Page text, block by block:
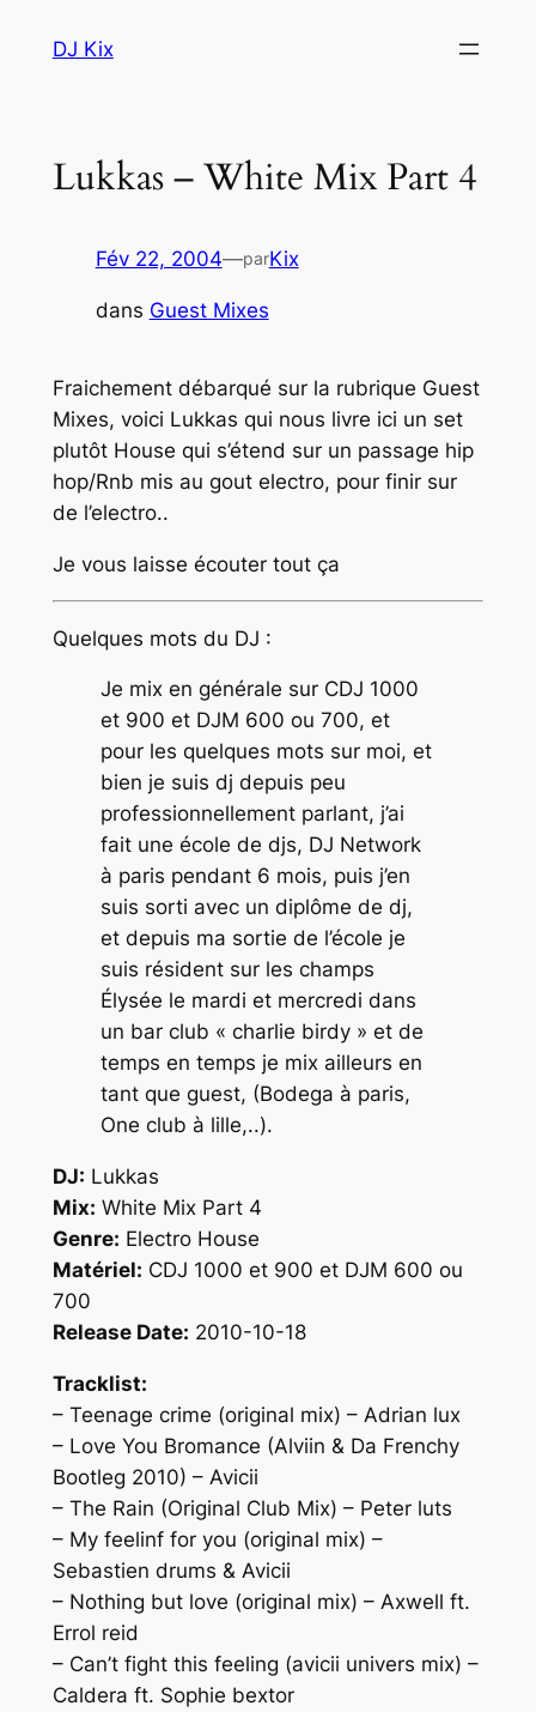
DJ Kix
Lukkas – White Mix Part 4
Fév 22, 2004—parKix
dans Guest Mixes
Fraichement débarqué sur la rubrique Guest
Mixes, voici Lukkas qui nous livre ici un set
plutôt House qui s’étend sur un passage hip
hop/Rnb mis au gout electro, pour finir sur
de l’electro..
Je vous laisse écouter tout ça
Quelques mots du DJ :
Je mix en générale sur CDJ 1000
et 900 et DJM 600 ou 700, et
pour les quelques mots sur moi, et
bien je suis dj depuis peu
professionnellement parlant, j’ai
fait une école de djs, DJ Network
à paris pendant 6 mois, puis j’en
suis sorti avec un diplôme de dj,
et depuis ma sortie de l’école je
suis résident sur les champs
Élysée le mardi et mercredi dans
un bar club « charlie birdy » et de
temps en temps je mix ailleurs en
tant que guest, (Bodega à paris,
One club à lille,..).
DJ: Lukkas
Mix: White Mix Part 4
Genre: Electro House
Matériel: CDJ 1000 et 900 et DJM 600 ou
700
Release Date: 2010-10-18
Tracklist:
– Teenage crime (original mix) – Adrian lux
– Love You Bromance (Alviin & Da Frenchy
Bootleg 2010) – Avicii
– The Rain (Original Club Mix) – Peter luts
– My feelinf for you (original mix) –
Sebastien drums & Avicii
– Nothing but love (original mix) – Axwell ft.
Errol reid
– Can’t fight this feeling (avicii univers mix) –
Caldera ft. Sophie bextor